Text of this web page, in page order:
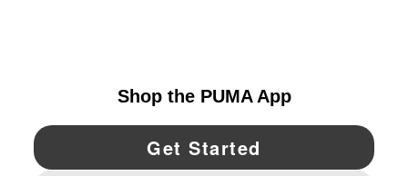
YouTube Twitter Pinterest